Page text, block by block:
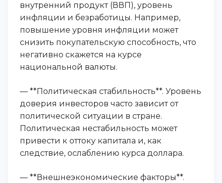
внутренний продукт (ВВП), уровень
инфляции и безработицы. Например,
повышение уровня инфляции может
снизить покупательскую способность, что
негативно скажется на курсе
национальной валюты.
— **Политическая стабильность**. Уровень
доверия инвесторов часто зависит от
политической ситуации в стране.
Политическая нестабильность может
привести к оттоку капитала и, как
следствие, ослаблению курса доллара.
— **Внешнеэкономические факторы**.